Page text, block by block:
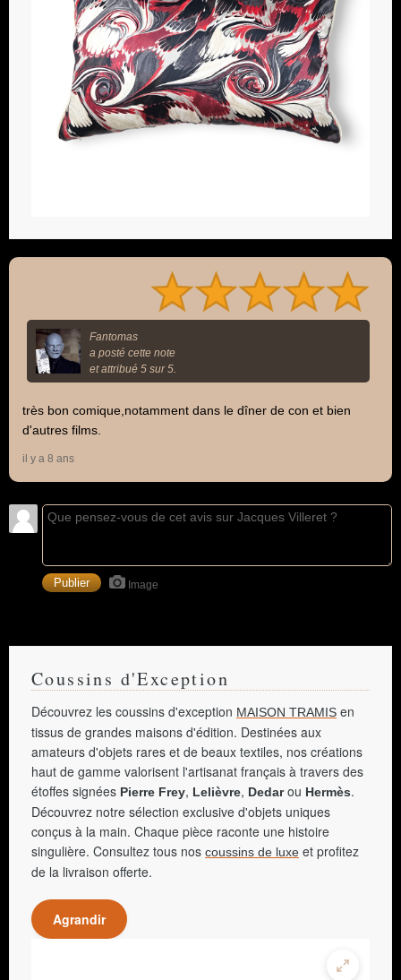
Fantomas
a posté cette note
et attribué 5 sur 5.
très bon comique,notamment dans le dîner de con et bien
d'autres films.
il y a 8 ans
Image
Coussins d'Exception
Découvrez les coussins d'exception MAISON TRAMIS en
tissus de grandes maisons d'édition. Destinées aux
amateurs d'objets rares et de beaux textiles, nos créations
haut de gamme valorisent l'artisanat français à travers des
étoffes signées Pierre Frey, Lelièvre, Dedarou Hermès.
Découvrez notre sélection exclusive d'objets uniques
conçus à la main. Chaque pièce raconte une histoire
singulière. Consultez tous nos coussins de luxe et profitez
de la livraison offerte.
Agrandir